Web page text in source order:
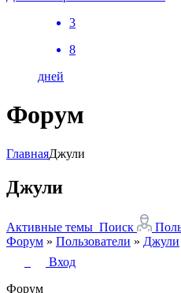
3
8
дней
Форум
ГлавнаяДжули
Джули
Активные темы Поиск
Форум » Пользователи » Джули
Вход
Форум